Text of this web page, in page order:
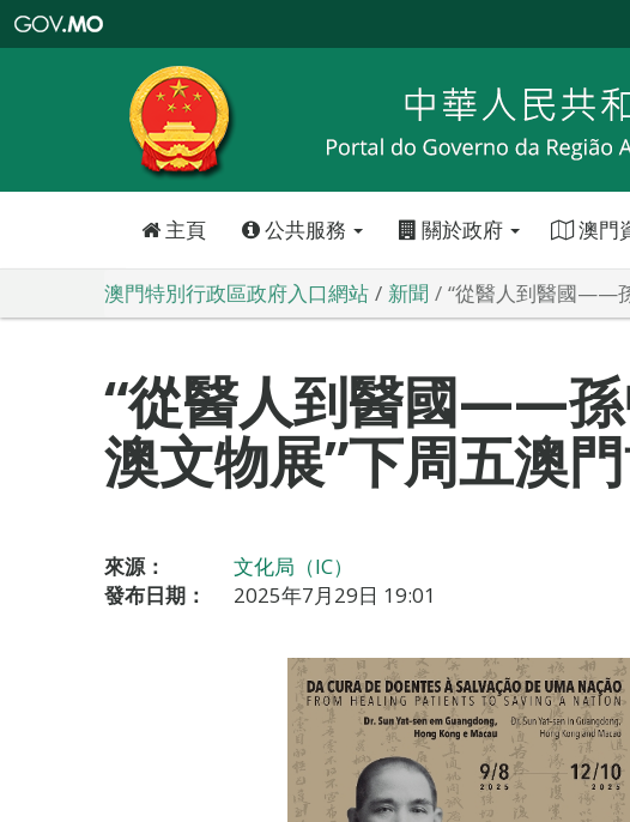
特
政
區
政
口
主頁 公共服務 關於政府 澳門
澳門特別行政區政府入口網站 新聞 “從醫人到醫國——
“從醫人到醫國——孫
澳文物展”下周五澳
來源：
文化局（IC）
發布日期：
2025年7月29日 19:01